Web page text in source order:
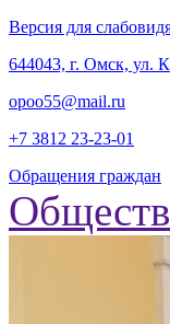
Версия для
‎644043, г. Омск, ул.
opoo55@mail.ru
+7 3812 23-23-01
Обращения граждан